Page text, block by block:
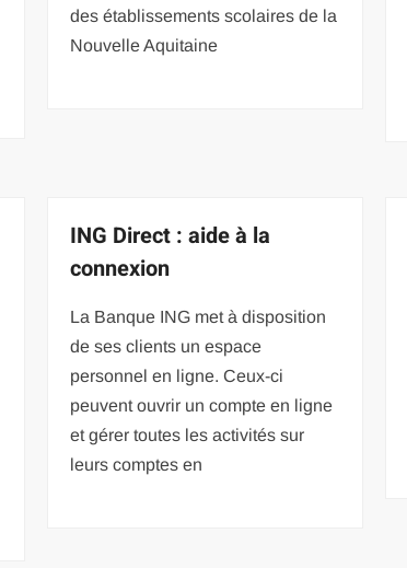
des établissements scolaires de la
Nouvelle Aquitaine
ING Direct : aide à la
connexion
La Banque ING met à disposition
de ses clients un espace
personnel en ligne. Ceux-ci
peuvent ouvrir un compte en ligne
et gérer toutes les activités sur
leurs comptes en